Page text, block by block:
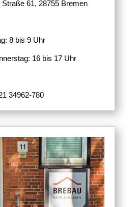
61, 28755 Bremen
8 bis 9 Uhr
16 bis 17 Uhr
34962-780